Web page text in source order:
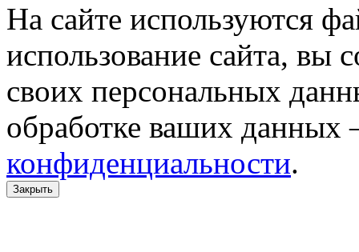
На сайте используются
использование сайта, вы
своих персональных
обработке ваших данных
конфиденциальности.
Закрыть